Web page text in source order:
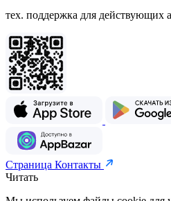
тех. поддержка для действующих
Страница Контакты
Читать